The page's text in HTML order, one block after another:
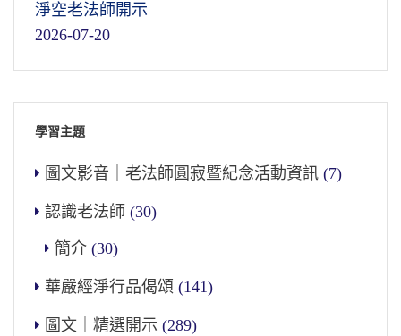
淨空老法師開示
2026-07-20
學習主題
圖文影音｜老法師圓寂暨紀念活動資訊 (7)
認識老法師 (30)
簡介 (30)
華嚴經淨行品偈頌 (141)
圖文｜精選開示 (289)